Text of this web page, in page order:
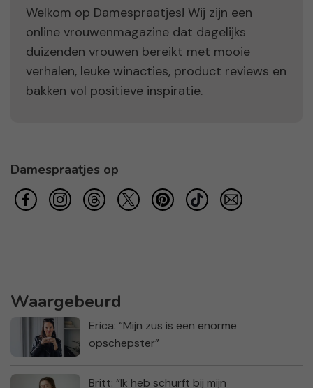
Welkom op Damespraatjes! Wij zijn een
online vrouwenmagazine dat dagelijks
duizenden vrouwen bereikt met mooie
verhalen, leuke winacties, product reviews en
bakken vol positieve inspiratie.
Damespraatjes op
Waargebeurd
Erica: “Mijn zus is een enorme
opschepster”
Britt: “Ik heb schurft bij mijn